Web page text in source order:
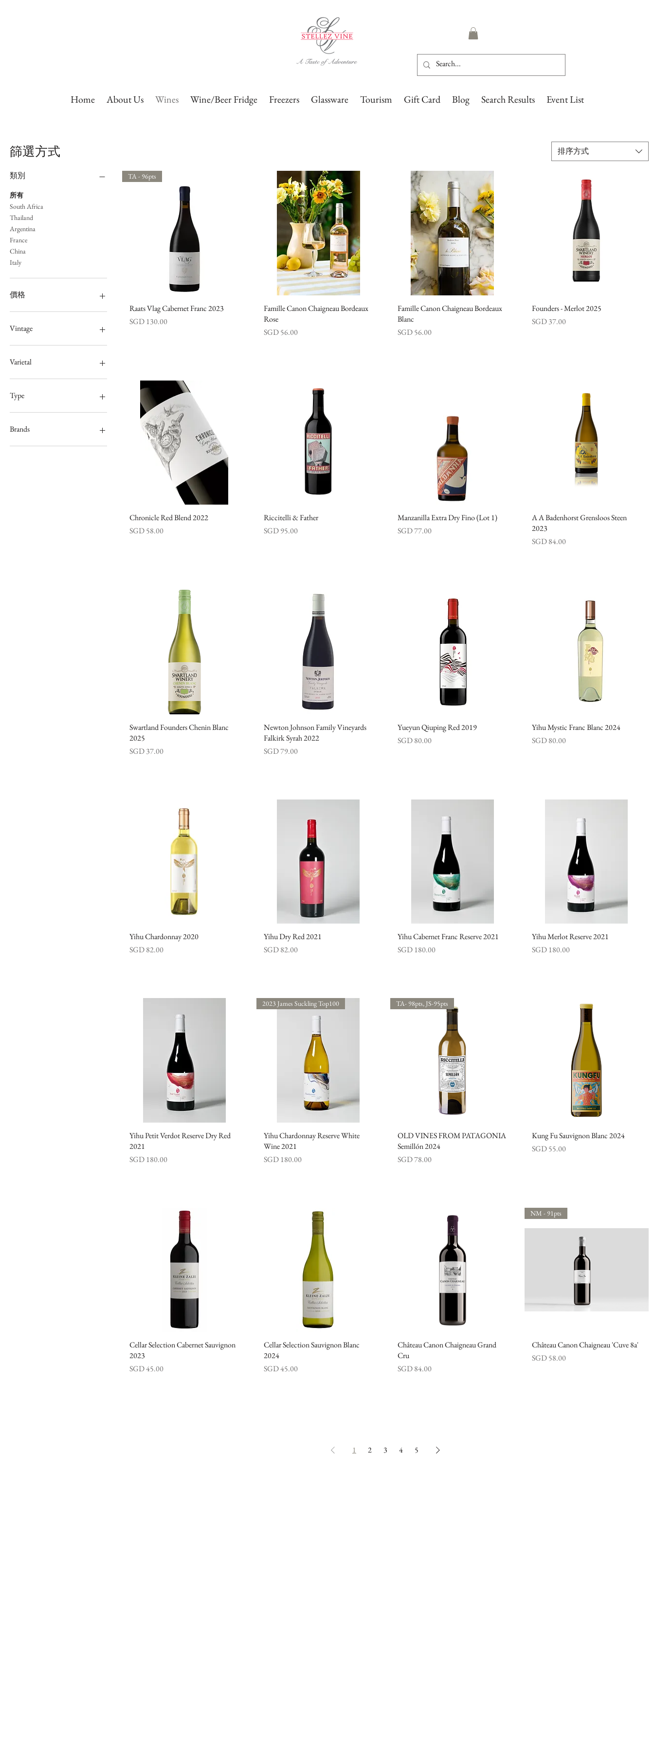
Home About Us Wines Wine/Beer Fridge Freezers Glassware Tourism Gift Card Blog Search Results Event List
篩選方式
類別
所有
South Africa
Thailand
Argentina
France
China
Italy
價格
SGD 29
Vintage
2011
2012
2019
Varietal
Albarino
Barbera
Cabernet Franc
Chardonnay
Cinsault
Type
Reds
Whites
Sweet
Brands
A.A Badenhorst
排序方式
快速瀏覽
TA - 96pts
Raats Vlag Cabernet Franc 2023
價格
SGD 130.00
快速瀏覽
Famille Canon Chaigneau Bordeaux
Rose
價格
SGD 56.00
快速瀏覽
Famille Canon Chaigneau Bordeaux
Blanc
價格
SGD 56.00
快速瀏覽
Founders - Merlot 2025
價格
SGD 37.00
快速瀏覽
Chronicle Red Blend 2022
價格
SGD 58.00
快速瀏覽
Riccitelli & Father
價格
SGD 95.00
快速瀏覽
Manzanilla Extra Dry Fino (Lot 1)
價格
SGD 77.00
快速瀏覽
A A Badenhorst Grensloos Steen
2023
價格
SGD 84.00
快速瀏覽
Swartland Founders Chenin Blanc
2025
價格
SGD 37.00
快速瀏覽
Newton Johnson Family Vineyards
Falkirk Syrah 2022
價格
SGD 79.00
快速瀏覽
Yueyun Qiuping Red 2019
價格
SGD 80.00
快速瀏覽
Yihu Mystic Franc Blanc 2024
價格
SGD 80.00
快速瀏覽
Yihu Chardonnay 2020
價格
SGD 82.00
快速瀏覽
Yihu Dry Red 2021
價格
SGD 82.00
快速瀏覽
Yihu Cabernet Franc Reserve 2021
價格
SGD 180.00
快速瀏覽
Yihu Merlot Reserve 2021
價格
SGD 180.00
快速瀏覽
Yihu Petit Verdot Reserve Dry Red
2021
價格
SGD 180.00
快速瀏覽
2023 James Suckling Top100
Yihu Chardonnay Reserve White
Wine 2021
價格
SGD 180.00
快速瀏覽
TA- 98pts, JS-95pts
OLD VINES FROM PATAGONIA
Semillón 2024
價格
SGD 78.00
快速瀏覽
Kung Fu Sauvignon Blanc 2024
價格
SGD 55.00
快速瀏覽
Cellar Selection Cabernet Sauvignon
2023
價格
SGD 45.00
快速瀏覽
Cellar Selection Sauvignon Blanc
2024
價格
SGD 45.00
快速瀏覽
Château Canon Chaigneau Grand
Cru
價格
SGD 84.00
快速瀏覽
NM - 91pts
Château Canon Chaigneau 'Cuve 8a'
價格
SGD 58.00
1 2 3 4 5